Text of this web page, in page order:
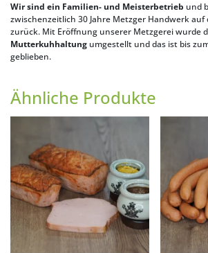
Wir sind ein Familien- und Meisterbetrieb und
zwischenzeitlich 30 Jahre Metzger Handwerk auf
zurück. Mit Eröffnung unserer Metzgerei wurde
Mutterkuhhaltung umgestellt und das ist bis
geblieben.
Ähnliche Produkte